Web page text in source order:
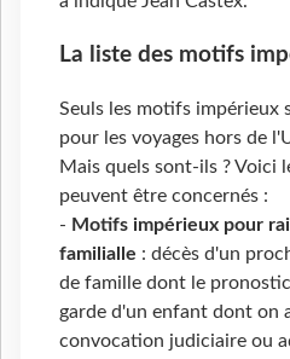
La liste des motifs
Seuls les motifs impérieux
pour les voyages hors de
Mais quels sont-ils ? Voici
peuvent être concernés :
- Motifs impérieux pour
familialle : décès d'un
de famille dont le
garde d'un enfant dont on
convocation judiciaire ou